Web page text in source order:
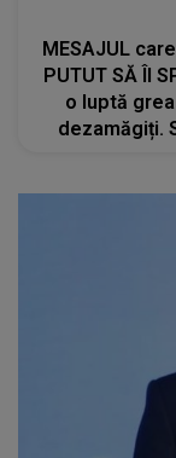
MESAJUL
PUTUT SĂ ÎI
o luptă
dezamăgiți.